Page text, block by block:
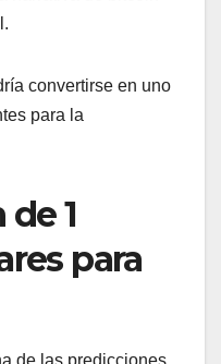
convertirse en uno
para la
1
para
de las predicciones